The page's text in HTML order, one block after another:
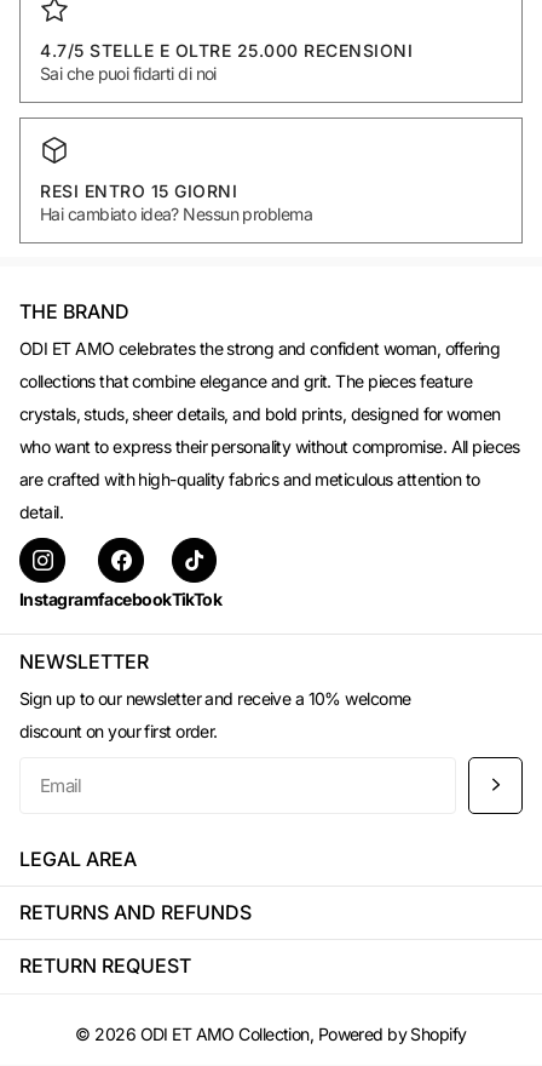
4.7/5 STELLE E OLTRE 25.000 RECENSIONI
Sai che puoi fidarti di noi
RESI ENTRO 15 GIORNI
Hai cambiato idea? Nessun problema
THE BRAND
ODI ET AMO celebrates the strong and confident woman, offering
collections that combine elegance and grit. The pieces feature
crystals, studs, sheer details, and bold prints, designed for women
who want to express their personality without compromise. All pieces
are crafted with high-quality fabrics and meticulous attention to
detail.
InstagramfacebookTikTok
NEWSLETTER
Sign up to our newsletter and receive a 10% welcome
discount on your first order.
LEGAL AREA
RETURNS AND REFUNDS
RETURN REQUEST
© 2026 ODI ET AMO Collection, Powered by Shopify